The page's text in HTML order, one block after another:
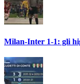
Milan-Inter 1-1: gli